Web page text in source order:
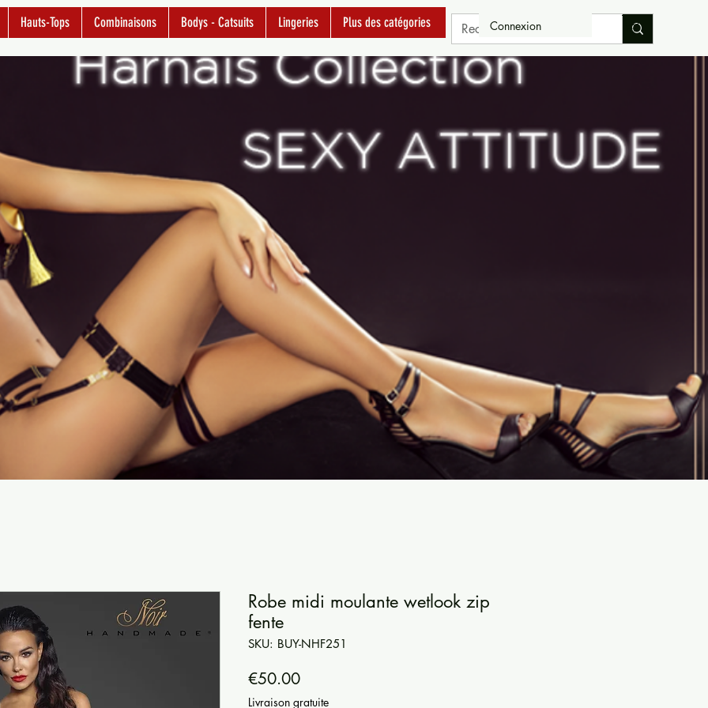
Hauts-Tops Combinaisons Bodys - Catsuits Lingeries Plus des catégories Connexion
Robe midi moulante wetlook zip
fente
SKU: BUY-NHF251
€50.00Price
Livraison gratuite